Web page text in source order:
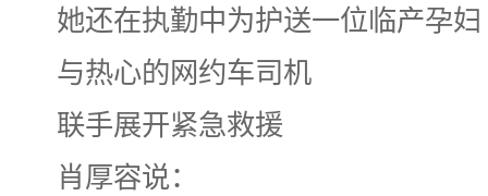
她还在执勤中为护送一位临产孕妇
与热心的网约车司机
联手展开紧急救援
肖厚容说：